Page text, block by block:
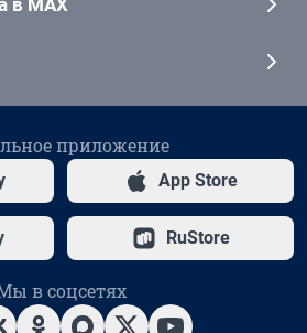
приложение
App Store
RuStore
в соцсетях